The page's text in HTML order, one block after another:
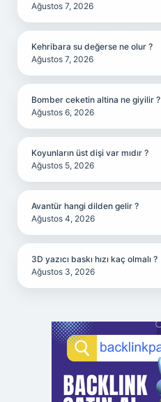
Ağustos 7, 2026
Kehribara su değerse ne olur ?
Ağustos 7, 2026
Bomber ceketin altina ne giyilir ?
Ağustos 6, 2026
Koyunların üst dişi var mıdır ?
Ağustos 5, 2026
Avantür hangi dilden gelir ?
Ağustos 4, 2026
3D yazıcı baskı hızı kaç olmalı ?
Ağustos 3, 2026